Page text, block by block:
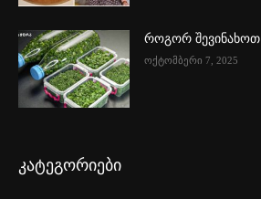
როგორ შევინახოთ
ოქტომბერი 7, 2025
კატეგორიები